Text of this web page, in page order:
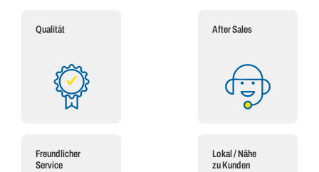
Qualität After Sales
Freundlicher
Service
Lokal / Nähe
zu Kunden